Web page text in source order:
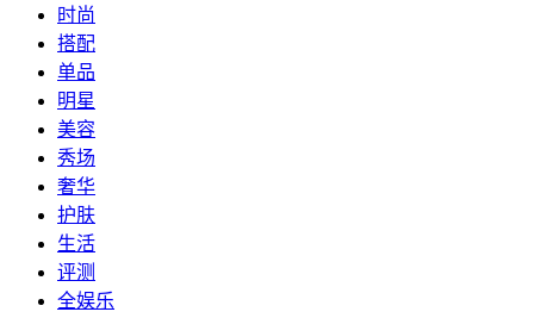
时尚
搭配
单品
明星
美容
秀场
奢华
护肤
生活
评测
全娱乐